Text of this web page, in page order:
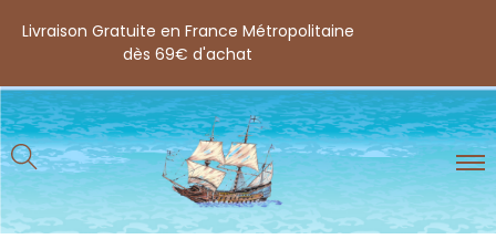
Livraison Gratuite en France Métropolitaine
dès 69€ d'achat